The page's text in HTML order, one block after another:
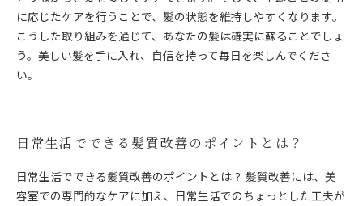
に応じたケアを行うことで、髪の状態を維持しやすくなります。
こうした取り組みを通じて、あなたの髪は確実に蘇ることでしょ
う。美しい髪を手に入れ、自信を持って毎日を楽しんでくださ
い。
日常生活でできる髪質改善のポイントとは？
日常生活でできる髪質改善のポイントとは？ 髪質改善には、美
容室での専門的なケアに加え、日常生活でのちょっとした工夫が